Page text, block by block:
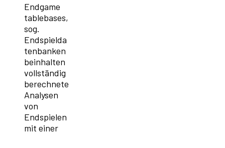
Endgame
tablebases,
sog.
Endspielda
tenbanken
beinhalten
vollständig
berechnete
Analysen
von
Endspielen
mit einer